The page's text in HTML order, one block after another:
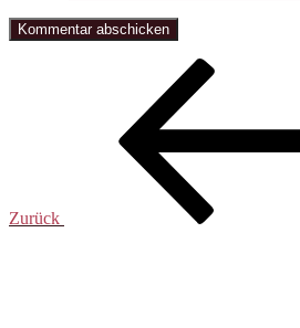
Beitragsnavigation
Zurück